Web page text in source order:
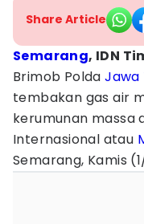
Share Article
Semarang, IDN
Brimob PoldaJawa
tembakan gas air
kerumunan massa
Internasional atau
Semarang, Kamis